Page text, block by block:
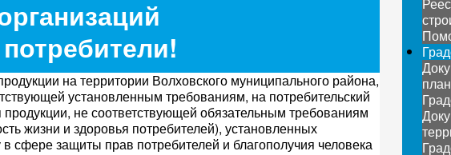
на территории Волховского муниципального района,
установленным требованиям, на потребительский
не соответствующей обязательным требованиям
жизни и здоровья потребителей), установленных
защиты прав потребителей и благополучия человека